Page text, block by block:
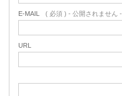
E-MAIL ( 必須 ) - 公開されません -
URL